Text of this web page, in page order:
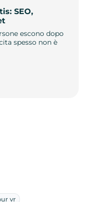
SEO,
escono dopo
spesso non è
vr